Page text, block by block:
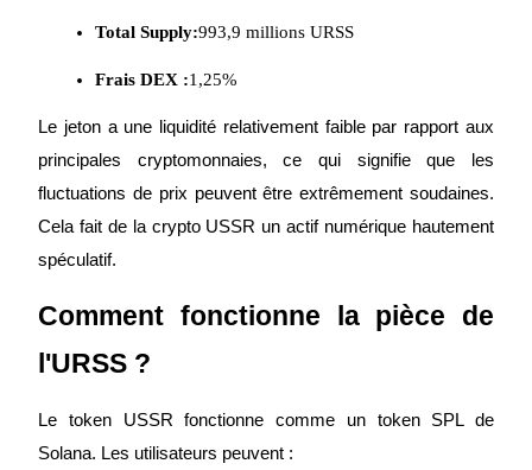
Jalonnement
Des rendements élevés et un accès instantané
Launchpool
Staking flexible pour gagner des jetons populaires
Total Supply:993,9 millions URSS
Frais DEX :1,25%
Le jeton a une liquidité relativement faible par rapport aux
principales cryptomonnaies, ce qui signifie que les
fluctuations de prix peuvent être extrêmement soudaines.
Cela fait de la crypto USSR un actif numérique hautement
spéculatif.
Comment fonctionne la pièce de
l'URSS ?
Le token USSR fonctionne comme un token SPL de
Solana. Les utilisateurs peuvent :